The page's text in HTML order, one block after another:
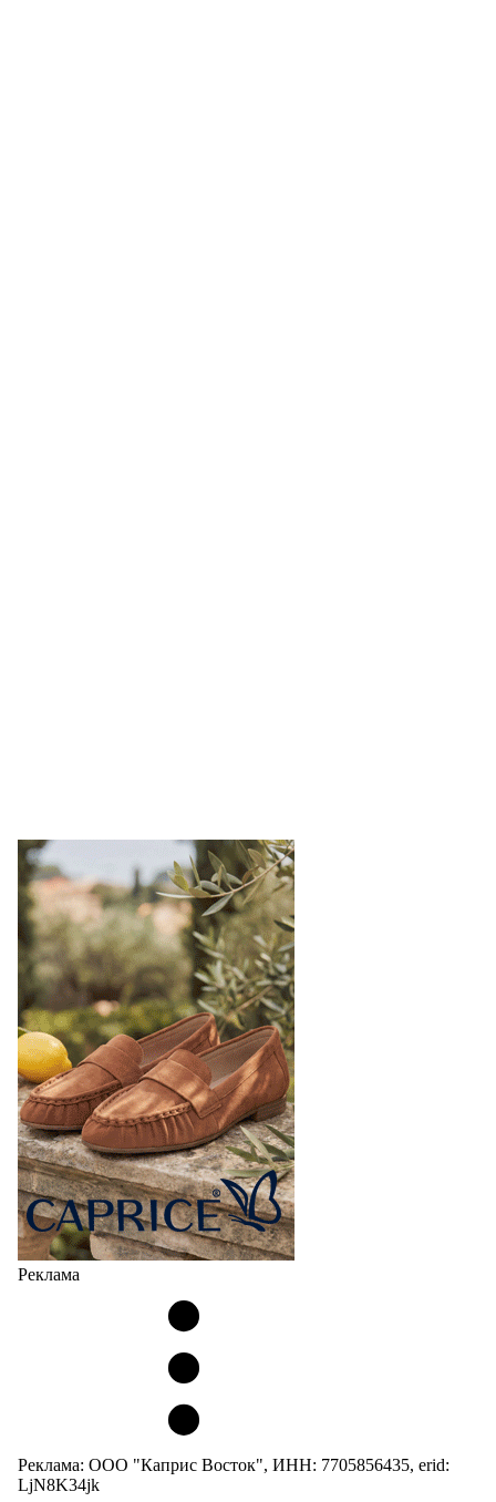
Реклама
Реклама: ООО "Каприс Восток", ИНН: 7705856435, erid:
LjN8K34jk